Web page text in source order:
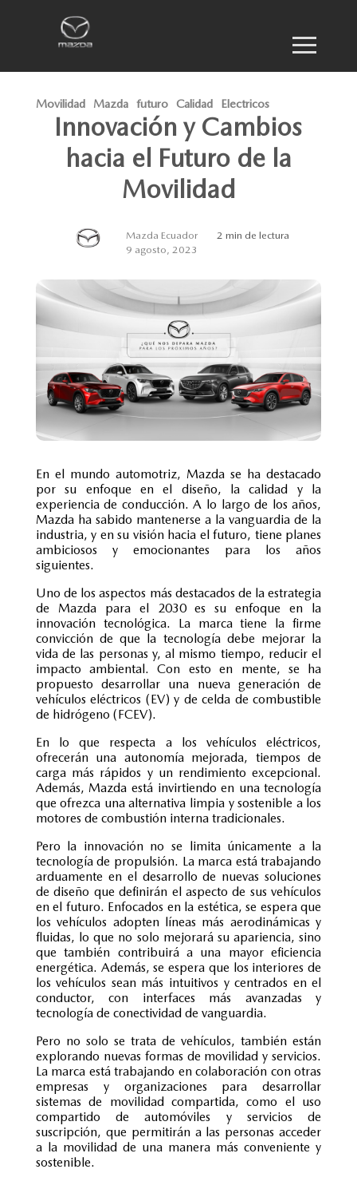
Movilidad Mazda futuro Calidad Electricos
Innovación y Cambios
hacia el Futuro de la
Movilidad
Mazda Ecuador
9 agosto, 2023
2 min de lectura
En el mundo automotriz, Mazda se ha destacado
por su enfoque en el diseño, la calidad y la
experiencia de conducción. A lo largo de los años,
Mazda ha sabido mantenerse a la vanguardia de la
industria, y en su visión hacia el futuro, tiene planes
ambiciosos y emocionantes para los años
siguientes.
Uno de los aspectos más destacados de la estrategia
de Mazda para el 2030 es su enfoque en la
innovación tecnológica. La marca tiene la firme
convicción de que la tecnología debe mejorar la
vida de las personas y, al mismo tiempo, reducir el
impacto ambiental. Con esto en mente, se ha
propuesto desarrollar una nueva generación de
vehículos eléctricos (EV) y de celda de combustible
de hidrógeno (FCEV).
En lo que respecta a los vehículos eléctricos,
ofrecerán una autonomía mejorada, tiempos de
carga más rápidos y un rendimiento excepcional.
Además, Mazda está invirtiendo en una tecnología
que ofrezca una alternativa limpia y sostenible a los
motores de combustión interna tradicionales.
Pero la innovación no se limita únicamente a la
tecnología de propulsión. La marca está trabajando
arduamente en el desarrollo de nuevas soluciones
de diseño que definirán el aspecto de sus vehículos
en el futuro. Enfocados en la estética, se espera que
los vehículos adopten líneas más aerodinámicas y
fluidas, lo que no solo mejorará su apariencia, sino
que también contribuirá a una mayor eficiencia
energética. Además, se espera que los interiores de
los vehículos sean más intuitivos y centrados en el
conductor, con interfaces más avanzadas y
tecnología de conectividad de vanguardia.
Pero no solo se trata de vehículos, también están
explorando nuevas formas de movilidad y servicios.
La marca está trabajando en colaboración con otras
empresas y organizaciones para desarrollar
sistemas de movilidad compartida, como el uso
compartido de automóviles y servicios de
suscripción, que permitirán a las personas acceder
a la movilidad de una manera más conveniente y
sostenible.